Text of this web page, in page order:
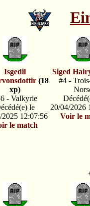
Isgedil
(18
xp)
- Valkyrie
le
2025 12:07:56
le match
Siged
#4 -
20/04/2026
Voir le